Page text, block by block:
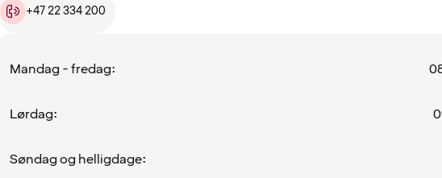
+47 22 334 200
Mandag - fredag:
Lørdag:
Søndag og helligdage: